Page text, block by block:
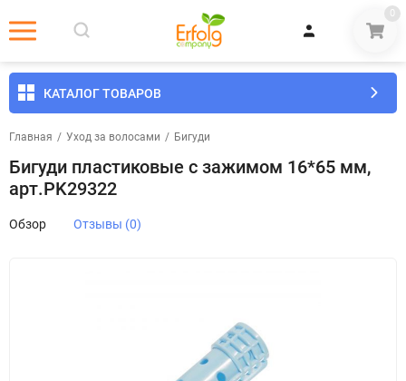
0
КАТАЛОГ ТОВАРОВ
Главная / Уход за волосами / Бигуди
Бигуди пластиковые с зажимом 16*65 мм,
арт.PK29322
Обзор Отзывы (0)